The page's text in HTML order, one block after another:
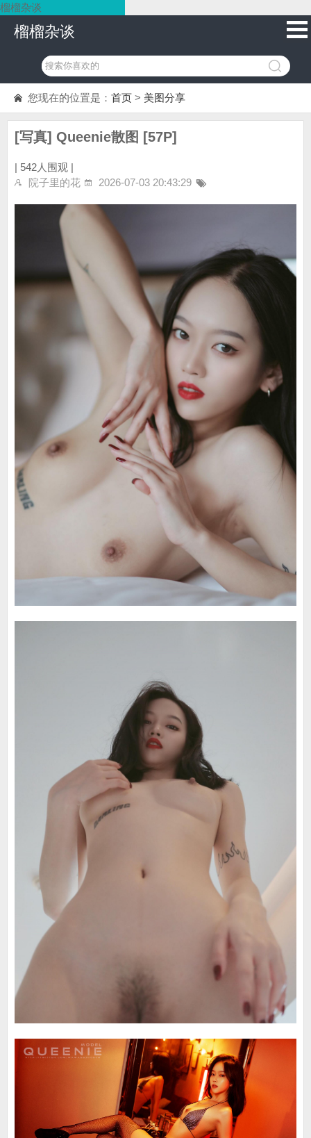
榴榴杂谈
榴榴杂谈
您现在的位置是： 首页 > 美图分享
[写真] Queenie散图 [57P]
| 542人围观 |
院子里的花
2026-07-03 20:43:29